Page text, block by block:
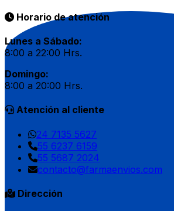
Horario de atención
Lunes a Sábado:
8:00 a 22:00 Hrs.
Domingo:
8:00 a 20:00 Hrs.
Atención al cliente
24 7135 5627
55 6237 6159
55 5687 2024
contacto@farmaenvios.com
Dirección